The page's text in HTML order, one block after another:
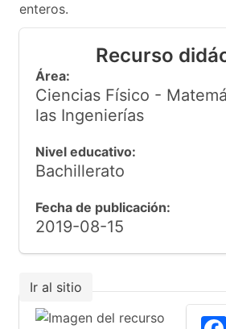
enteros.
Recurso
Área:
Ciencias Físico -
las Ingenierías
Nivel educativo:
Bachillerato
Fecha de publicación:
2019-08-15
Ir al sitio